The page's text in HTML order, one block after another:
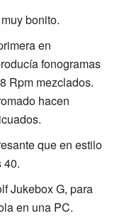
bonito.
en
fonogramas
Rpm mezclados.
hacen
que en estilo
40.
Jukebox G, para
en una PC.